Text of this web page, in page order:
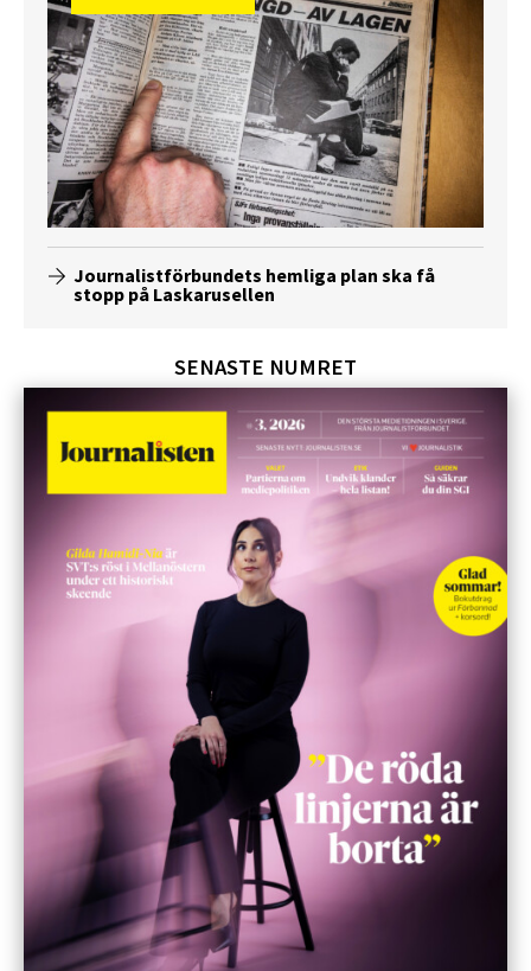
Journalistförbundets hemliga plan ska få
stopp på Laskarusellen
SENASTE NUMRET